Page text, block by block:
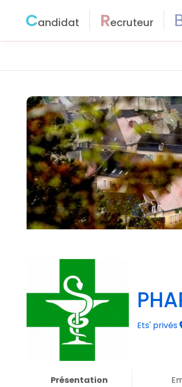
Candidat Recruteur
Ets' privés
Présentation